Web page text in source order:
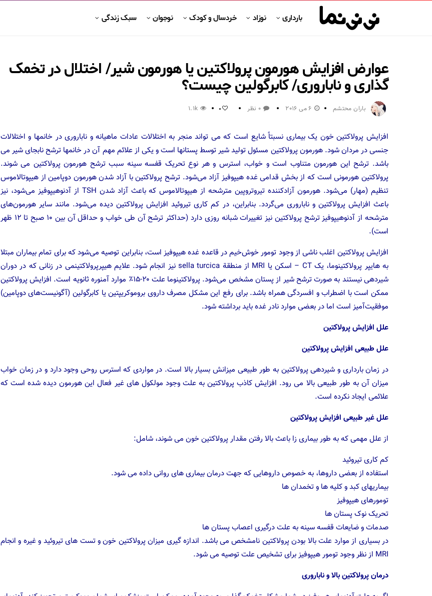
بارداری نوزاد خردسال و کودک نوجوان سبک زندگی
عوارض افزایش هورمون پرولاکتین یا هورمون شیر/ اختلال در تخمک
گذاری و ناباروری/ کابرگولین چیست؟
باران محتشم 6 می 2016 0 نظر 0
1.1k
افزایش پرولاکتین خون یک بیماری نسبتاً شایع است که می تواند منجر به اختلالات عادات ماهیانه و ناباروری در خانمها و اختلالات
جنسی در مردان شود. هورمون پرولاکتین مسئول تولید شیر توسط پستانها است و یکی از علائم مهم آن در خانمها ترشح نابجای شیر می
باشد. ترشح این هورمون متناوب است و خواب، استرس و هر نوع تحریک قفسه سینه سبب ترشح هورمون پرولاکتین می شوند.
پرولاکتین هورمونی است که از بخش قدامی غده هیپوفیز آزاد می‌شود. ترشح پرولاکتین با آزاد شدن هورمون دوپامین از هیپوتالاموس
تنظیم (مهار) می‌شود. هورمون آزادکننده تیروتروپین مترشحه از هیپوتالاموس که باعث آزاد شدن TSH از آدنوهیپوفیز می‌شود، نیز
باعث افزایش پرولاکتین و ناباروری می‌گردد. بنابراین، در کم کاری تیروئید افزایش پرولاکتین دیده می‌شود. مانند سایر هورمون‌های
مترشحه از آدنوهیپوفیز ترشح پرولاکتین نیز تغییرات شبانه روزی دارد (حداکثر ترشح آن طی خواب و حداقل آن بین ۱۰ صبح تا ۱۲ ظهر
است).
افزایش پرولاکتین اغلب ناشی از وجود تومور خوش‌خیم در قاعده غده هیپوفیز است، بنابراین توصیه می‌شود که برای تمام بیماران مبتلا
به هایپر پرولاکتینوما، یک CT – اسکن یا MRI از منطقة sella turcica نیز انجام شود. علایم هیپرپرولاکتینمی در زنانی که در دوران
شیردهی نیستند به صورت ترشح شیر از پستان مشخص می‌شود. پرولاکتینوما علت ۲۰-۱۵٪ موارد آمنوره ثانویه است. افزایش پرولاکتین
ممکن است با اضطراب و افسردگی همراه باشد. برای رفع این مشکل مصرف داروی بروموکریپتین یا کابرگولین (آگونیست‌های دوپامین)
موفقیت‌آمیز است اما در بعضی موارد نادر غده باید برداشته شود.
علل افزایش پرولاکتین
علل طبیعی افزایش پرولاکتین
در زمان بارداری و شیردهی پرولاکتین به طور طبیعی میزانش بسیار بالا است. در مواردی که استرس روحی وجود دارد و در زمان خواب
میزان آن به طور طبیعی بالا می رود. افزایش کاذب پرولاکتین به علت وجود مولکول های غیر فعال این هورمون دیده شده است که
علائمی ایجاد نکرده است.
علل غیر طبیعی افزایش پرولاکتین
از علل مهمی که به طور بیماری زا باعث بالا رفتن مقدار پرولاکتین خون می شوند، شامل:
کم کاری تیروئید
استفاده از بعضی داروها، به خصوص داروهایی که جهت درمان بیماری های روانی داده می شود.
بیماریهای کبد و کلیه ها و تخمدان ها
تومورهای هیپوفیز
تحریک نوک پستان ها
صدمات و ضایعات قفسه سینه به علت درگیری اعصاب پستان ها
در بسیاری از موارد علت بالا بودن پرولاکتین نامشخص می باشد. اندازه گیری میزان پرولاکتین خون و تست های تیروئید و غیره و انجام
MRI از نظر وجود تومور هیپوفیز برای تشخیص علت توصیه می شود.
درمان پرولاکتین بالا و ناباروری